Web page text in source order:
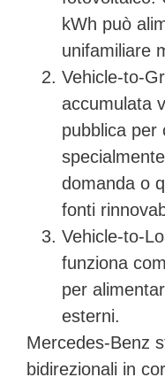
kWh può
unifamiliare
Vehicle-to-
accumulata
pubblica per
domanda o
fonti
Vehicle-to-
funziona
per
esterni.
Mercedes-Benz
bidirezionali in